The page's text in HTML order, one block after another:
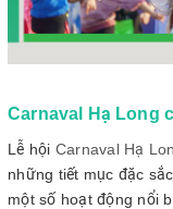
Carnaval Hạ Long
Lễ hội Carnaval Hạ
những tiết mục đặc sắc.
một số hoạt động nổi